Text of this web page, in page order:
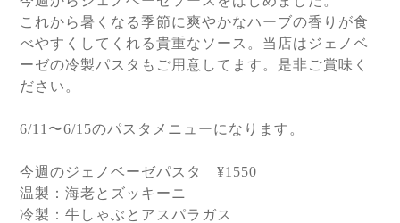
これから暑くなる季節に爽やかなハーブの香りが食
べやすくしてくれる貴重なソース。当店はジェノベ
ーゼの冷製パスタもご用意してます。是非ご賞味く
ださい。
6/11 〜6/15のパスタメニューになります。
今週のジェノベーゼパスタ ¥1550
温製：海老とズッキーニ
冷製：牛しゃぶとアスパラガス